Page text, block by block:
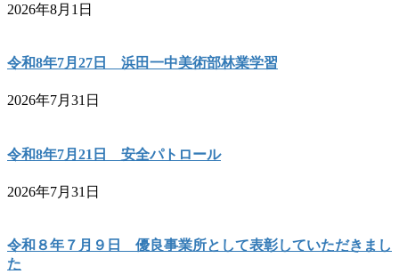
2026年8月1日
令和8年7月27日 浜田一中美術部林業学習
2026年7月31日
令和8年7月21日 安全パトロール
2026年7月31日
令和８年７月９日 優良事業所として表彰していただきまし
た